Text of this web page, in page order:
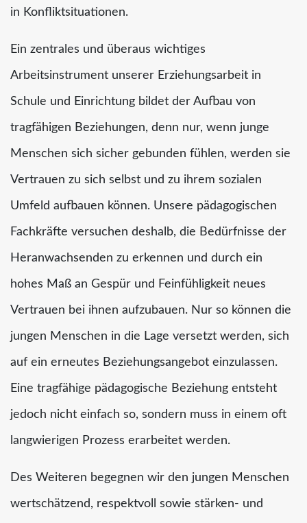
in Konfliktsituationen.
Ein zentrales und überaus wichtiges
Arbeitsinstrument unserer Erziehungsarbeit in
Schule und Einrichtung bildet der Aufbau von
tragfähigen Beziehungen, denn nur, wenn junge
Menschen sich sicher gebunden fühlen, werden sie
Vertrauen zu sich selbst und zu ihrem sozialen
Umfeld aufbauen können. Unsere pädagogischen
Fachkräfte versuchen deshalb, die Bedürfnisse der
Heranwachsenden zu erkennen und durch ein
hohes Maß an Gespür und Feinfühligkeit neues
Vertrauen bei ihnen aufzubauen. Nur so können die
jungen Menschen in die Lage versetzt werden, sich
auf ein erneutes Beziehungsangebot einzulassen.
Eine tragfähige pädagogische Beziehung entsteht
jedoch nicht einfach so, sondern muss in einem oft
langwierigen Prozess erarbeitet werden.
Des Weiteren begegnen wir den jungen Menschen
wertschätzend, respektvoll sowie stärken- und